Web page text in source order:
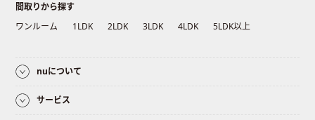
間取りから探す
ワンルーム
1LDK 2LDK 3LDK 4LDK 5LDK以上
nuについて
サービス